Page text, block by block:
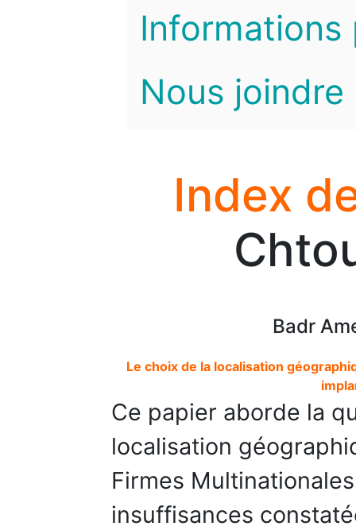
Informations
Nous joindre
Index
Badr
Le choix de la localisation
Ce papier aborde la
localisation
Firmes
insuffisances